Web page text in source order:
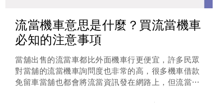
流當機車意思是什麼？買流當機車
必知的注意事項
當舖出售的流當車都比外面機車行更便宜，許多民眾
對當舖的流當機車詢問度也非常的高，很多機車借款
免留車當舖也都會將流當資訊發在網路上，但流當機